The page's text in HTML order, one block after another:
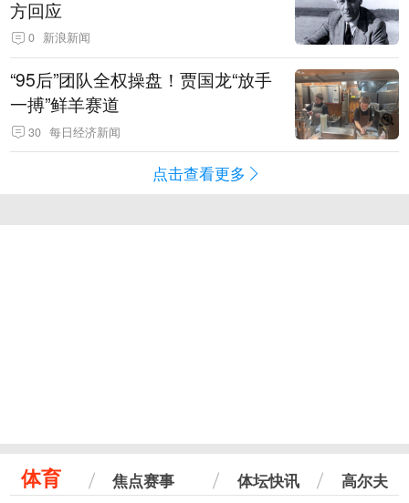
方回应
0 新浪新闻
“95后”团队全权操盘！贾国龙“放手
一搏”鲜羊赛道
30 每日经济新闻
点击查看更多
体育 焦点赛事 体坛快讯 高尔夫